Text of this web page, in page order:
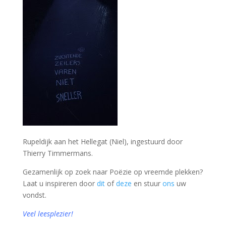
Rupeldijk aan het Hellegat (Niel), ingestuurd door
Thierry Timmermans.
Gezamenlijk op zoek naar Poëzie op vreemde plekken?
Laat u inspireren door ditofdeze en stuur ons uw
vondst.
Veel leesplezier!